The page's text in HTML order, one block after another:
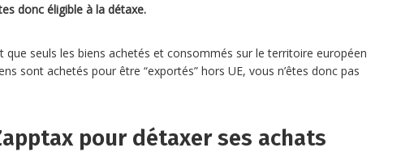
donc éligible à la détaxe.
que seuls les biens achetés et consommés sur le territoire européen
sont achetés pour être “exportés” hors UE, vous n’êtes donc pas
pour détaxer ses achats